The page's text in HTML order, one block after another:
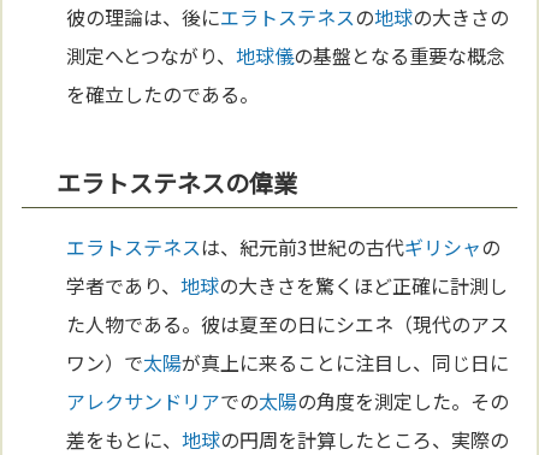
彼の理論は、後にエラトステネスの地球の大きさの
測定へとつながり、地球儀の基盤となる重要な概念
を確立したのである。
エラトステネスの偉業
エラトステネスは、紀元前3世紀の古代ギリシャの
学者であり、地球の大きさを驚くほど正確に計測し
た人物である。彼は夏至の日にシエネ（現代のアス
ワン）で太陽が真上に来ることに注目し、同じ日に
アレクサンドリアでの太陽の角度を測定した。その
差をもとに、地球の円周を計算したところ、実際の